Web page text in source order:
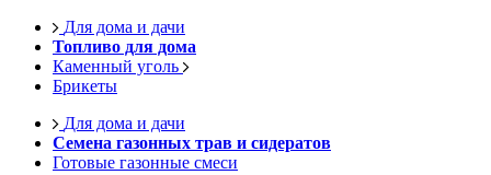
Для дома и дачи
Топливо для дома
Каменный уголь
Брикеты
Для дома и дачи
Семена газонных трав и сидератов
Готовые газонные смеси